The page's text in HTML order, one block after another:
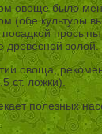
овоще было
(обе культуры
древесной золой.
овоща,
ст. ложки).
полезных